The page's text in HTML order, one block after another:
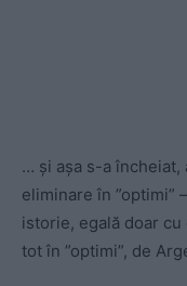
… și așa s-a încheiat,
eliminare în ”optimi”
istorie, egală doar
tot în ”optimi”, de